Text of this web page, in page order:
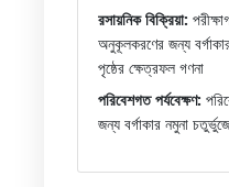
রসায়নিক বিক্রিয়া:
অনুকূলকরণের জন্য
পৃষ্ঠের ক্ষেত্রফল গণনা
পরিবেশগত পর্যবেক্ষণ:
জন্য বর্গাকার নমুনা